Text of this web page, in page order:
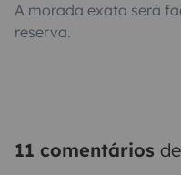
A morada exata será
reserva.
11 comentários